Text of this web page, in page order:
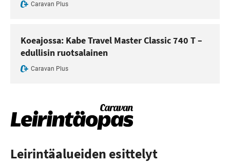
Caravan Plus
Koeajossa: Kabe Travel Master Classic 740 T –
edullisin ruotsalainen
Caravan Plus
Leirintäalueiden esittelyt